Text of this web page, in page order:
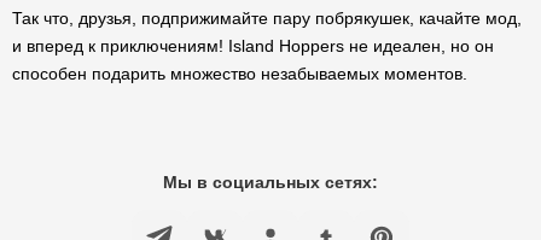
Так что, друзья, подприжимайте пару побрякушек, качайте мод,
и вперед к приключениям! Island Hoppers не идеален, но он
способен подарить множество незабываемых моментов.
Мы в социальных сетях: